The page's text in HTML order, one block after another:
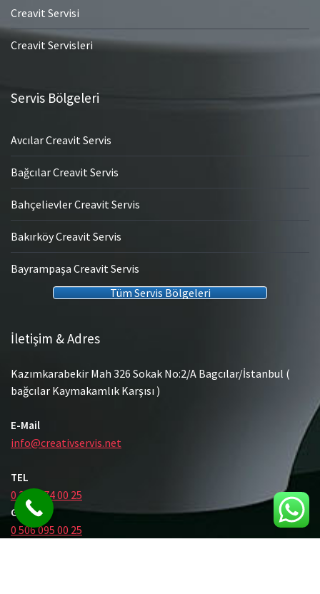
Creavit Servisi
Creavit Servisleri
Servis Bölgeleri
Avcılar Creavit Servis
Bağcılar Creavit Servis
Bahçelievler Creavit Servis
Bakırköy Creavit Servis
Bayrampaşa Creavit Servis
Tüm Servis Bölgeleri
İletişim & Adres
Kazımkarabekir Mah 326 Sokak No:2/A Bagcılar/İstanbul (
bağcılar Kaymakamlık Karşısı )
E-Mail
info@creativservis.net
TEL
0 212 474 00 25
GSM
0 506 095 00 25